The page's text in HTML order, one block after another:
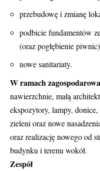
przebudowę i zmianę
podbicie fundamentów
(oraz pogłębienie piwnic)
nowe sanitariaty.
W ramach
nawierzchnie, małą
ekspozytory, lampy,
zieleni oraz nowe
oraz realizację nowego od
budynku i terenu wokół.
Zespół